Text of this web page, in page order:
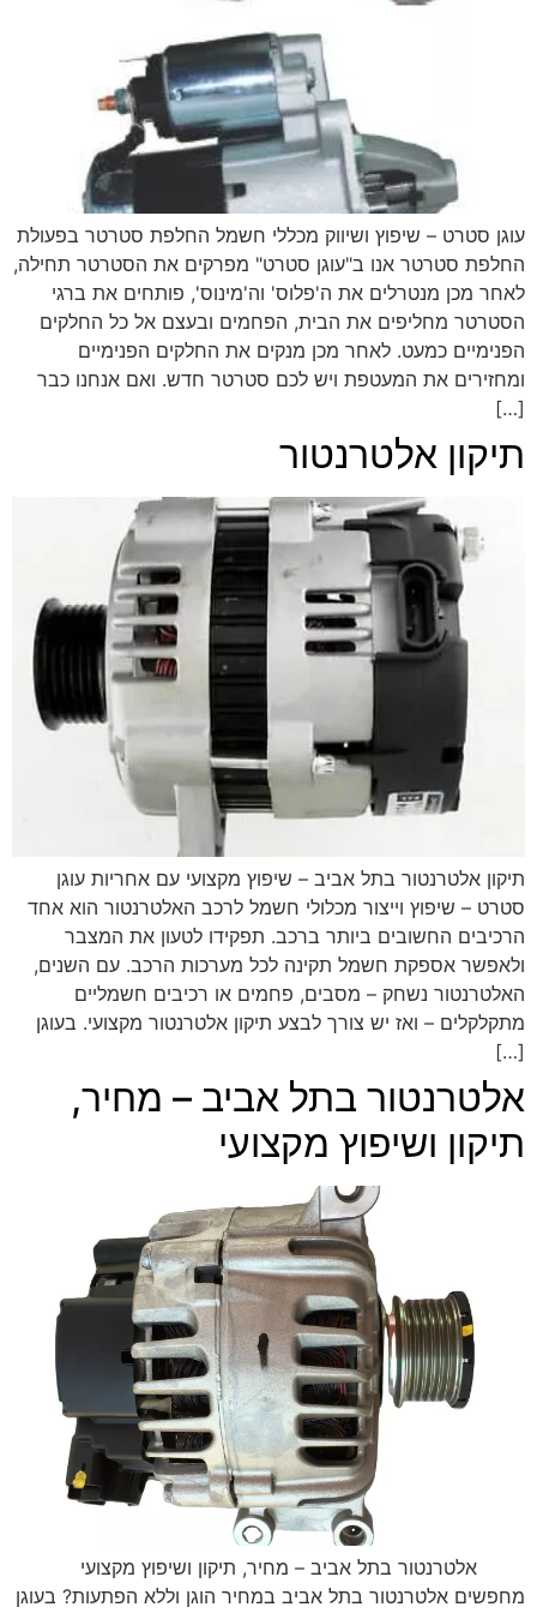
עוגן סטרט – שיפוץ ושיווק מכללי חשמל החלפת סטרטר בפעולת
החלפת סטרטר אנו ב"עוגן סטרט" מפרקים את הסטרטר תחילה,
לאחר מכן מנטרלים את ה'פלוס' וה'מינוס', פותחים את ברגי
הסטרטר מחליפים את הבית, הפחמים ובעצם אל כל החלקים
הפנימיים כמעט. לאחר מכן מנקים את החלקים הפנימיים
ומחזירים את המעטפת ויש לכם סטרטר חדש. ואם אנחנו כבר
[…]
תיקון אלטרנטור
תיקון אלטרנטור בתל אביב – שיפוץ מקצועי עם אחריות עוגן
סטרט – שיפוץ וייצור מכלולי חשמל לרכב האלטרנטור הוא אחד
הרכיבים החשובים ביותר ברכב. תפקידו לטעון את המצבר
ולאפשר אספקת חשמל תקינה לכל מערכות הרכב. עם השנים,
האלטרנטור נשחק – מסבים, פחמים או רכיבים חשמליים
מתקלקלים – ואז יש צורך לבצע תיקון אלטרנטור מקצועי. בעוגן
[…]
אלטרנטור בתל אביב – מחיר,
תיקון ושיפוץ מקצועי
אלטרנטור בתל אביב – מחיר, תיקון ושיפוץ מקצועי
מחפשים אלטרנטור בתל אביב במחיר הוגן וללא הפתעות? בעוגן